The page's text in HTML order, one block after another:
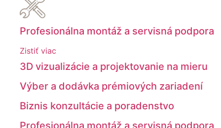
Profesionálna montáž a servisná podpora
Zistiť viac
3D vizualizácie a projektovanie na mieru
Výber a dodávka prémiových zariadení
Biznis konzultácie a poradenstvo